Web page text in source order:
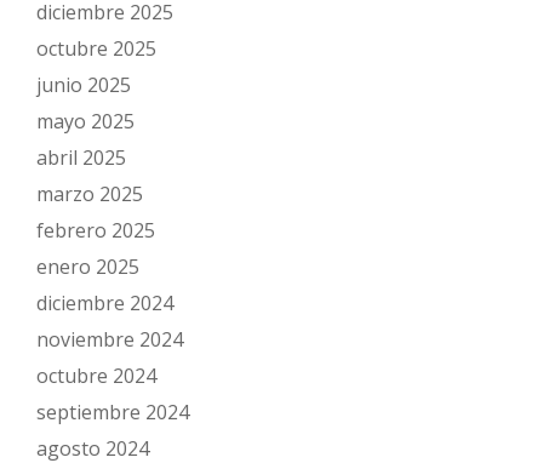
diciembre 2025
octubre 2025
junio 2025
mayo 2025
abril 2025
marzo 2025
febrero 2025
enero 2025
diciembre 2024
noviembre 2024
octubre 2024
septiembre 2024
agosto 2024